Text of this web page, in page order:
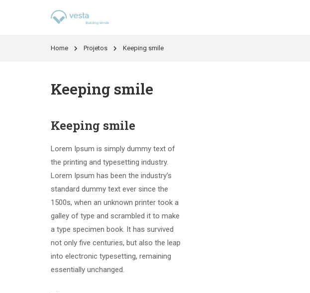
Home Projetos Keeping smile
Keeping smile
Keeping smile
Lorem Ipsum is simply dummy text of
the printing and typesetting industry.
Lorem Ipsum has been the industry’s
standard dummy text ever since the
1500s, when an unknown printer took a
galley of type and scrambled it to make
a type specimen book. It has survived
not only five centuries, but also the leap
into electronic typesetting, remaining
essentially unchanged.